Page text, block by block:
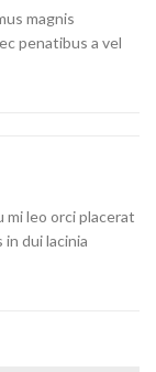
magnis
penatibus a vel
leo orci placerat
dui lacinia